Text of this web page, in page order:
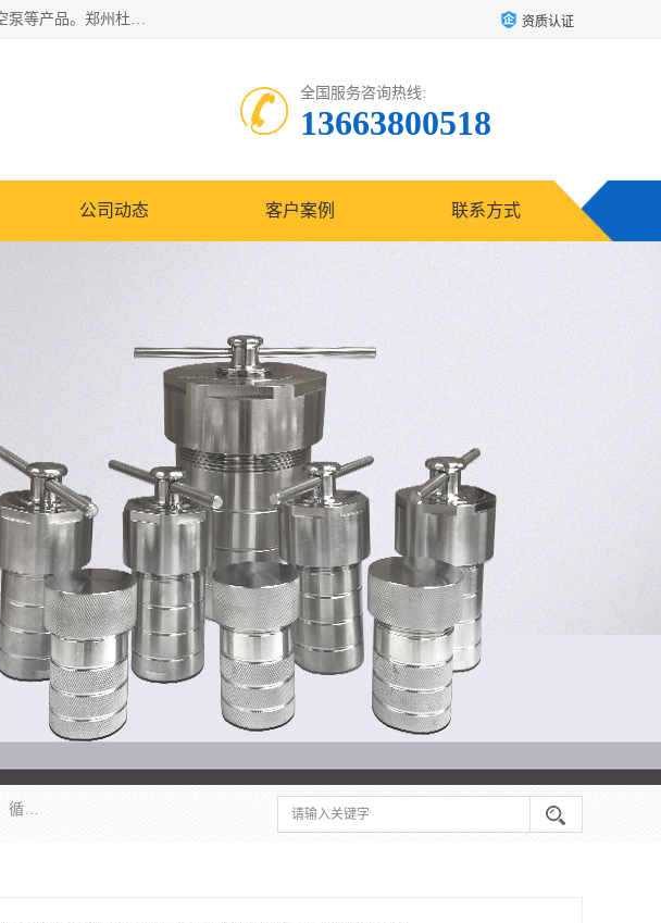
郑州杜甫仪器厂主营：低温冷却液循环泵、加热模块、水热合成反应釜、水油浴锅、旋转蒸发器、循环水真空泵等产品。郑州杜甫仪器厂在众多的教学仪器行业中依靠科技力量扬长避短、迅速发展，成为国家教委*生产教学仪器的厂家，产品具有国内良好水平，主导产品通过ISO9002质量认证。 资质认证
全国服务咨询热线:
13663800518
公司动态 客户案例 联系方式
郑州杜甫仪器厂主营：低温冷却液循环泵、加热模块、水热合成反应釜、水油浴锅、旋转蒸发器、循环水真空泵等产品。郑州杜甫仪器厂在众多的教学仪器行业中依靠科技力量扬长避短、迅速发展，成为国家教委*生产教学仪器的厂家，产品具有国内良好水平，主导产品通过ISO9002质量认证。